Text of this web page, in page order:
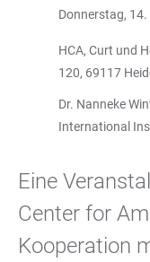
Donnerstag,
HCA, Curt und
120, 69117
Dr. Nanneke
International
Eine
Center for
Kooperation